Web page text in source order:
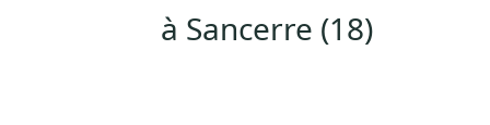
à Sancerre (18)